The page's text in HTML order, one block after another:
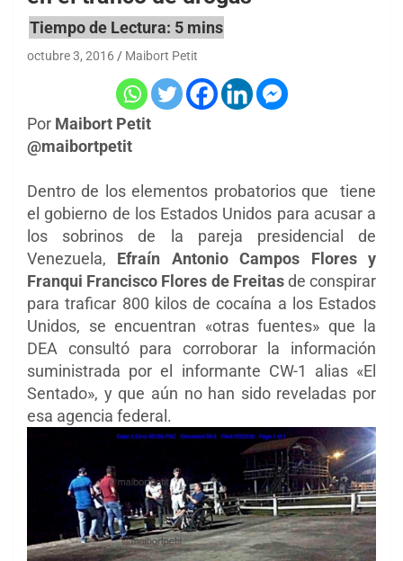
octubre 3, 2016 Maibort Petit
Por Maibort Petit
@maibortpetit
Dentro de los elementos probatorios que tiene
el gobierno de los Estados Unidos para acusar a
los sobrinos de la pareja presidencial de
Venezuela, Efraín Antonio Campos Flores y
Franqui Francisco Flores de Freitasde conspirar
para traficar 800 kilos de cocaína a los Estados
Unidos, se encuentran «otras fuentes» que la
DEA consultó para corroborar la información
suministrada por el informante CW-1 alias «El
Sentado», y que aún no han sido reveladas por
esa agencia federal.